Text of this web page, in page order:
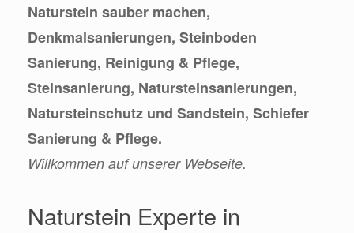
Naturstein sauber machen,
Denkmalsanierungen, Steinboden
Sanierung, Reinigung & Pflege,
Steinsanierung, Natursteinsanierungen,
Natursteinschutz und Sandstein, Schiefer
Sanierung & Pflege.
Willkommen auf unserer Webseite.
Naturstein Experte in